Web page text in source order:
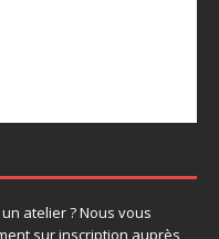
atelier ? Nous vous
sur inscription auprès